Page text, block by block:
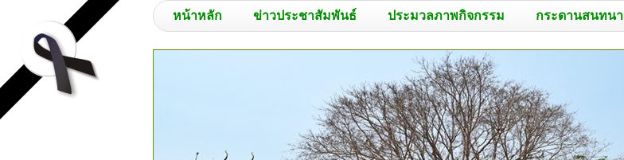
หน้าหลัก ข่าวประชาสัมพันธ์ ประมวลภาพกิจกรรม กระดานสนทนา